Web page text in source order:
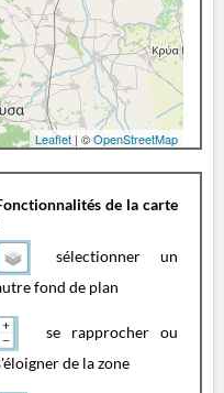
Leaflet | ©OpenStreetMap
de la carte
sélectionner un
fond de plan
se rapprocher ou
de la zone